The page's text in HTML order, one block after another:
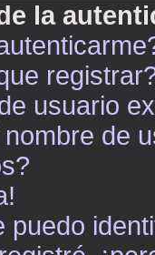
la
usuario
de
puedo